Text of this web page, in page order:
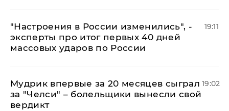
"Настроения в России изменились", -
эксперты про итог первых 40 дней
массовых ударов по России
19:11
Мудрик впервые за 20 месяцев сыграл
за "Челси" – болельщики вынесли свой
вердикт
19:02